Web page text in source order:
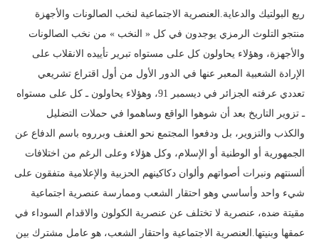
ريع البولتيك والدعاية.العنصرية الاجتماعية لنخب الصالونات والأجهزة
منتجو التلوث الرمزي يوجدون في كل « النخب » من نخب الصالونات
والأجهزة، وهؤلاء يحاولون كل على مستواه تبرير تأييده الانقلاب على
الإرادة الشعبية المعبر عنها في الدور الأول من أول اقتراع تشريعي
تعددي عرفته الجزائر في ديسمبر 91، وهؤلاء يحاولون ـ كل على مستواه
ـ تزوير التاريخ بعد أن شوهوا الواقع وساهموا في حملات التضليل
والكذب والتزوير، بل ودفعوا المجتمع نحو العنف وبرروه باسم الدفاع عن
الجمهورية أو الوطنية أو الإسلام، وكل هؤلاء وعلى الرغم من اختلافات
ألسنتهم ونبرات أصواتهم وألوان دكاكينهم الحزبية والإعلامية متفقون على
شيء واحد وأساسي وهو احتقار الشعب وممارسة عنصرية اجتماعية
مقيتة ضده، عنصرية لا تختلف عن عنصرية الكولون والاقدام السوداء في
عمقها وبنيتها.العنصرية الاجتماعية واحتقار الشعب، هو عامل مشترك بين